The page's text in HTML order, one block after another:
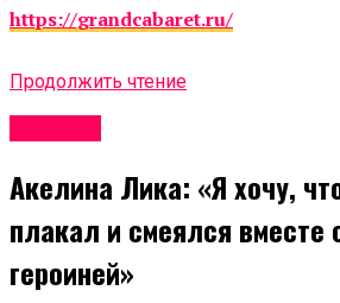
https://grandcabaret.ru/
Продолжить чтение
Акелина Лика: «Я хочу,
плакал и смеялся вместе
героиней»